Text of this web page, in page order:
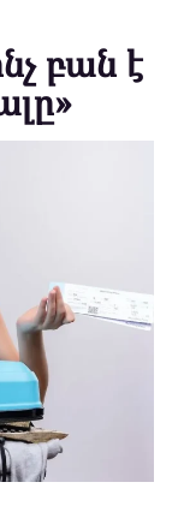
բան է